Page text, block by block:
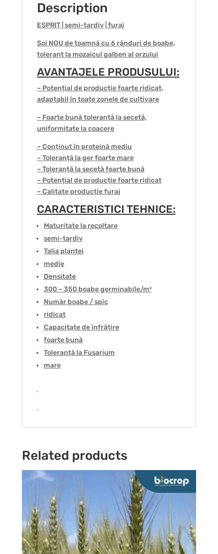
Description
ESPRIT | semi-tardiv | furaj
Soi NOU de toamnă cu 6 rânduri de boabe,
tolerant la mozaicul galben al orzului
AVANTAJELE PRODUSULUI:
– Potențial de producție foarte ridicat,
adaptabil în toate zonele de cultivare
– Foarte bună toleranță la secetă,
uniformitate la coacere
– Conținut în proteină mediu
– Toleranță la ger foarte mare
– Toleranță la secetă foarte bună
– Potențial de producție foarte ridicat
– Calitate producție furaj
CARACTERISTICI TEHNICE:
Maturitate la recoltare
semi-tardiv
Talia plantei
medie
Densitate
300 – 350 boabe germinabile/m²
Număr boabe / spic
ridicat
Capacitate de înfrățire
foarte bună
Toleranță la Fusarium
mare
Related products